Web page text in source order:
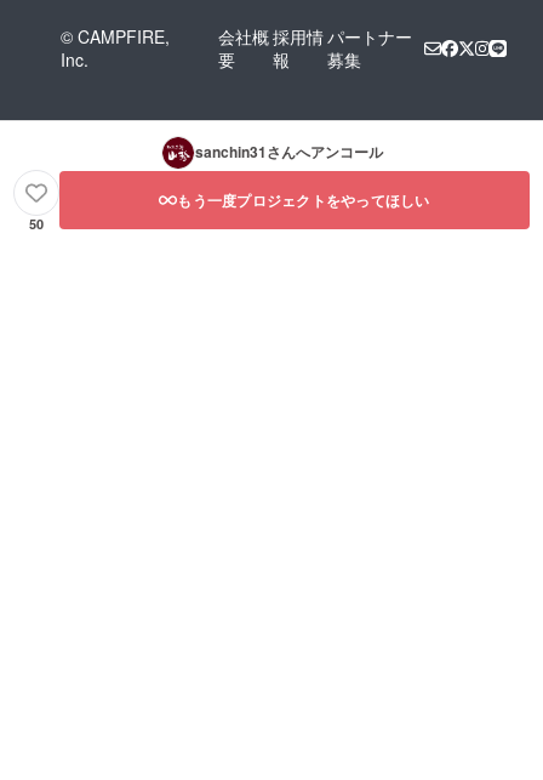
© CAMPFIRE,
Inc.
会社概
要
採用情
報
パートナー
募集
sanchin31さんへアンコール
50
もう一度プロジェクトをやってほしい